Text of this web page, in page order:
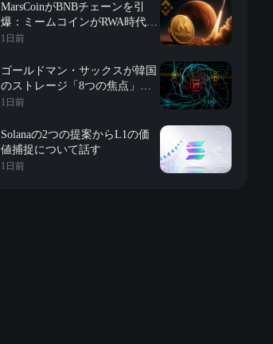
MarsCoinがBNBチェーンを引
爆：ミームコインがRWA時代に
突入？
1日前
ゴールドマン・サックスが韓国
のストレージ「8つの焦点」を
詳解：評価、長期契約、在庫、
1日前
Solanaの2つの提案からL1の価
値捕捉について話す
1日前